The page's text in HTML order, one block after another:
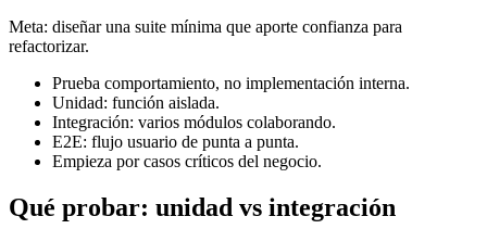
Meta: diseñar una suite mínima que aporte confianza para
refactorizar.
Prueba comportamiento, no implementación interna.
Unidad: función aislada.
Integración: varios módulos colaborando.
E2E: flujo usuario de punta a punta.
Empieza por casos críticos del negocio.
Qué probar: unidad vs integración